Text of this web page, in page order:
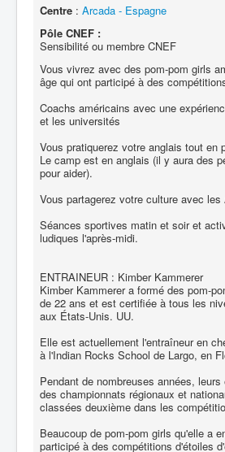
Centre : Arcada - Espagne
Pôle CNEF :
Sensibilité ou membre CNEF
Vous vivrez avec des pom-pom girls
âge qui ont participé à des
Coachs américains avec une
et les universités
Vous pratiquerez votre anglais tout en
Le camp est en anglais (il y aura des
pour aider).
Vous partagerez votre culture avec les
Séances sportives matin et soir et
ludiques l'après-midi.
ENTRAINEUR : Kimber Kammerer
Kimber Kammerer a formé des pom-
de 22 ans et est certifiée à tous les
aux États-Unis. UU.
Elle est actuellement l'entraîneur en
à l'Indian Rocks School de Largo, en
Pendant de nombreuses années,
des championnats régionaux et
classées deuxième dans les
Beaucoup de pom-pom girls qu'elle a
participé à des compétitions d'étoiles